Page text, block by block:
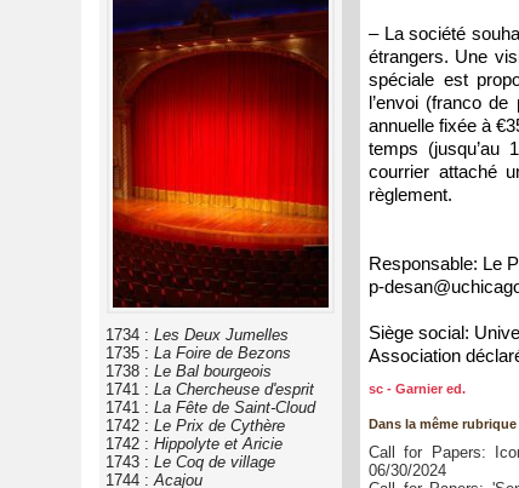
1734 : Les Deux Jumelles
1735 : La Foire de Bezons
1738 : Le Bal bourgeois
1741 : La Chercheuse d'esprit
1741 : La Fête de Saint-Cloud
1742 : Le Prix de Cythère
1742 : Hippolyte et Aricie
1743 : Le Coq de village
1744 : Acajou
– La société
étrangers. Une
spéciale est
l’envoi (franco
annuelle fixée à
temps (jusqu’au
courrier attaché
règlement.
Responsable: Le
p-
Siège social:
Association
sc - Garnier ed.
Dans la même rubrique
Call for Papers:
06/30/2024